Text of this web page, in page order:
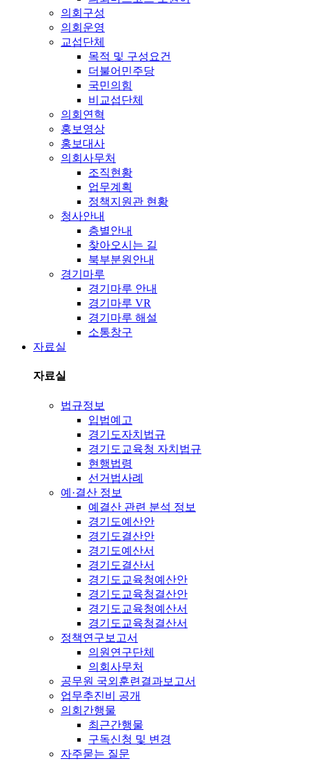
의회구성
의회운영
교섭단체
목적 및 구성요건
더불어민주당
국민의힘
비교섭단체
의회연혁
홍보영상
홍보대사
의회사무처
조직현황
업무계획
정책지원관 현황
청사안내
층별안내
찾아오시는 길
북부분원안내
경기마루
경기마루 안내
경기마루 VR
경기마루 해설
소통창구
자료실
자료실
법규정보
입법예고
경기도자치법규
경기도교육청 자치법규
현행법령
선거법사례
예·결산 정보
예결산 관련 분석 정보
경기도예산안
경기도결산안
경기도예산서
경기도결산서
경기도교육청예산안
경기도교육청결산안
경기도교육청예산서
경기도교육청결산서
정책연구보고서
의원연구단체
의회사무처
공무원 국외훈련결과보고서
업무추진비 공개
의회간행물
최근간행물
구독신청 및 변경
자주묻는 질문